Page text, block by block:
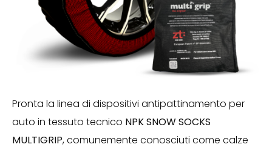
Pronta la linea di dispositivi antipattinamento per
auto in tessuto tecnico NPK SNOW SOCKS
MULTIGRIP, comunemente conosciuti come calze